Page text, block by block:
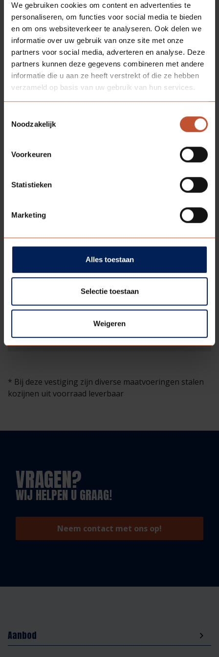
We gebruiken cookies om content en advertenties te
personaliseren, om functies voor social media te bieden
en om ons websiteverkeer te analyseren. Ook delen we
informatie over uw gebruik van onze site met onze
partners voor social media, adverteren en analyse. Deze
partners kunnen deze gegevens combineren met andere
informatie die u aan ze heeft verstrekt of die ze hebben
verzameld op basis van uw gebruik van hun services.
Noodzakelijk
Voorkeuren
Statistieken
Marketing
Alles toestaan
Selectie toestaan
Weigeren
* Bij deze vestiging zijn diverse maatvoeringen stalen
kozijnen uit voorraad leverbaar
VRAGEN?
WIJ HELPEN U GRAAG!
Neem contact met ons op!
Aanbod